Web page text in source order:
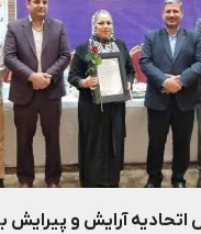
اتحادیه آرایش و پیرایش